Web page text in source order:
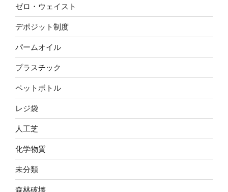
ゼロ・ウェイスト
デポジット制度
パームオイル
プラスチック
ペットボトル
レジ袋
人工芝
化学物質
未分類
森林破壊